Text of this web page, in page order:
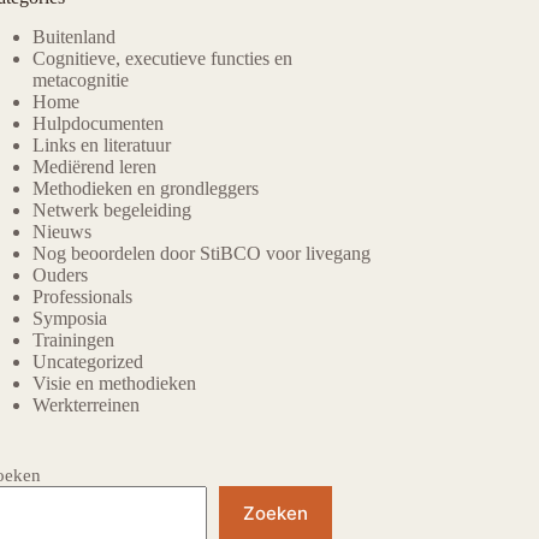
Buitenland
Cognitieve, executieve functies en
metacognitie
Home
Hulpdocumenten
Links en literatuur
Mediërend leren
Methodieken en grondleggers
Netwerk begeleiding
Nieuws
Nog beoordelen door StiBCO voor livegang
Ouders
Professionals
Symposia
Trainingen
Uncategorized
Visie en methodieken
Werkterreinen
Zoeken